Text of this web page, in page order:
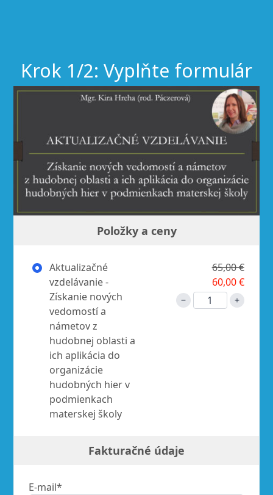
Krok 1/2: Vyplňte formulár
Položky a ceny
Aktualizačné
vzdelávanie -
Získanie nových
vedomostí a
námetov z
hudobnej oblasti a
ich aplikácia do
organizácie
hudobných hier v
podmienkach
materskej školy
65,00 €
60,00 €
Fakturačné údaje
E-mail*